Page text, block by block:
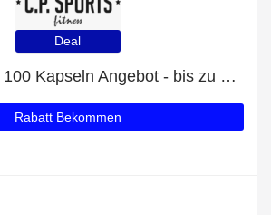
Deal
Ultra Burn T5 - 100 Kapseln Angebot - bis zu 8% Rabatt
Rabatt Bekommen